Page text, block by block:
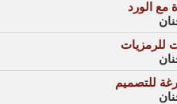
مع الورد
للرمزيات
للتصميم